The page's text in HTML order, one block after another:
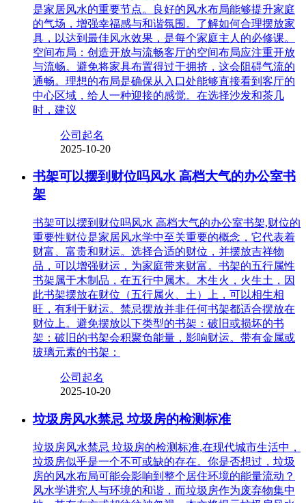
是家居风水的重要节点。良好的风水布局能够提升家庭
的气场，增强幸福感与和谐氛围。了解如何合理摆放家
具，以达到最佳风水效果，是每个家庭主人的必修课。
空间布局：创造开放与流畅客厅的空间布局应注重开放
与流畅。避免将家具布置得过于拥挤，这会阻碍气流的
通畅。理想的布局是确保从入口处能够直接看到客厅的
中心区域，给人一种迎接的感觉。在选择沙发和茶几
时，建议
公司起名
2025-10-20
书架可以摆到财位吗风水 高档大气的办公室书
架
书架可以摆到财位吗风水 高档大气的办公室书架,财位的
重要性财位是家居风水学中至关重要的概念，它代表着
财富、富贵和财运。选择合适的财位，并摆放吉祥物
品，可以增强财运，为家庭带来财富。书架的五行属性
书架属于木制品，在五行中属木。木生火，火生土，因
此书架摆放在财位（五行属火、土）上，可以相生相
旺，有利于财运。禁忌摆放并非任何书架都适合摆放在
财位上。避免摆放以下类型的书架：破旧或损坏的书
架：破旧的书架会积聚负能量，影响财运。带有金属或
玻璃元素的书架：
公司起名
2025-10-20
垃圾房风水禁忌 垃圾房的检测标准
垃圾房风水禁忌 垃圾房的检测标准,在现代城市生活中，
垃圾房似乎是一个不可或缺的存在。你是否想过，垃圾
房的风水布局可能会影响到整个居住环境的能量流动？
风水学讲究人与环境的和谐，而垃圾房作为废弃物集中